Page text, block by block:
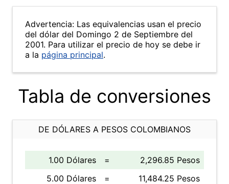
Advertencia: Las equivalencias usan el precio
del dólar del Domingo 2 de Septiembre del
2001. Para utilizar el precio de hoy se debe ir
a la página principal.
Tabla de conversiones
DE DÓLARES A PESOS COLOMBIANOS
1.00 Dólares =
2,296.85 Pesos
5.00 Dólares
=
11,484.25 Pesos